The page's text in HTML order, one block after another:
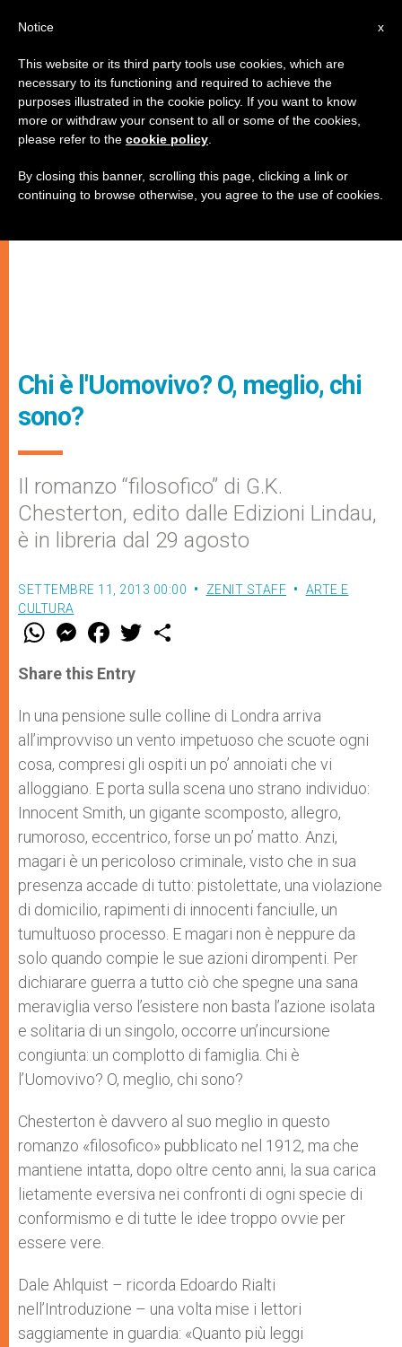
Chi è l'Uomovivo? O, meglio, chi
sono?
Il romanzo “filosofico” di G.K.
Chesterton, edito dalle Edizioni Lindau,
è in libreria dal 29 agosto
SETTEMBRE 11, 2013 00:00 ZENIT STAFF
ARTE E
CULTURA
W
t
s
p
p
M
e
s
e
g
e
r
F
a
e
b
o
k
w
r
Share this Entry
In una pensione sulle colline di Londra arriva
all’improvviso un vento impetuoso che scuote ogni
cosa, compresi gli ospiti un po’ annoiati che vi
alloggiano. E porta sulla scena uno strano individuo:
Innocent Smith, un gigante scomposto, allegro,
rumoroso, eccentrico, forse un po’ matto. Anzi,
magari è un pericoloso criminale, visto che in sua
presenza accade di tutto: pistolettate, una violazione
di domicilio, rapimenti di innocenti fanciulle, un
tumultuoso processo. E magari non è neppure da
solo quando compie le sue azioni dirompenti. Per
dichiarare guerra a tutto ciò che spegne una sana
meraviglia verso l’esistere non basta l’azione isolata
e solitaria di un singolo, occorre un’incursione
congiunta: un complotto di famiglia. Chi è
l’Uomovivo? O, meglio, chi sono?
Chesterton è davvero al suo meglio in questo
romanzo «filosofico» pubblicato nel 1912, ma che
mantiene intatta, dopo oltre cento anni, la sua carica
lietamente eversiva nei confronti di ogni specie di
conformismo e di tutte le idee troppo ovvie per
essere vere.
Dale Ahlquist – ricorda Edoardo Rialti
nell’Introduzione – una volta mise i lettori
saggiamente in guardia: «Quanto più leggi
x
Notice
This website or its third party tools use cookies, which are
necessary to its functioning and required to achieve the
purposes illustrated in the cookie policy. If you want to know
more or withdraw your consent to all or some of the cookies,
please refer to the cookie policy
By closing this banner, scrolling this page, clicking a link or
continuing to browse otherwise, you agree to the use of cookies.